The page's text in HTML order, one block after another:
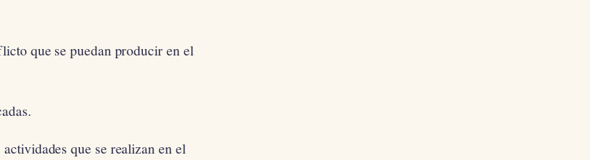
que se puedan producir en el
que se realizan en el